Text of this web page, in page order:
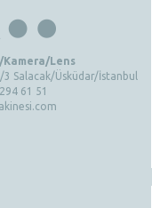
Lens
Salacak/Üsküdar/İstanbul
61 51